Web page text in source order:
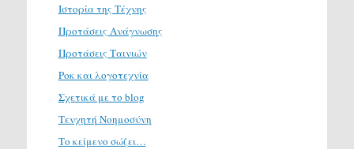
Ιστορία της Τέχνης
Προτάσεις Ανάγνωσης
Προτάσεις Ταινιών
Ροκ και λογοτεχνία
Σχετικά με το blog
Τενχητή Νοημοσύνη
Το κείμενο σώζει…